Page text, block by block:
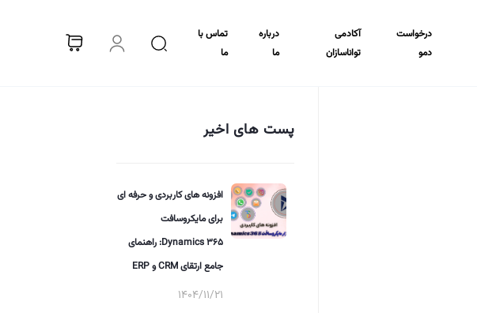
درخواست
دمو
آکادمی
تواناسازان
درباره
ما
تماس با
ما
پست های اخیر
افزونه های کاربردی و حرفه ای
برای مایکروسافت
Dynamics 365: راهنمای
جامع ارتقای CRM و ERP
1404/11/21